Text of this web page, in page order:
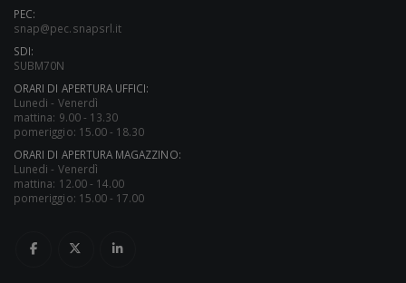
PEC:
snap@pec.snapsrl.it
SDI:
SUBM70N
ORARI DI APERTURA UFFICI:
Lunedi - Venerdì
mattina: 9.00 - 13.30
pomeriggio: 15.00 - 18.30
ORARI DI APERTURA MAGAZZINO:
Lunedi - Venerdì
mattina: 12.00 - 14.00
pomeriggio: 15.00 - 17.00